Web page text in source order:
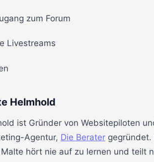
zum Forum
Livestreams
Helmhold
ist Gründer von Websitepiloten
Agentur, Die Berater gegründet.
hört nie auf zu lernen und teilt